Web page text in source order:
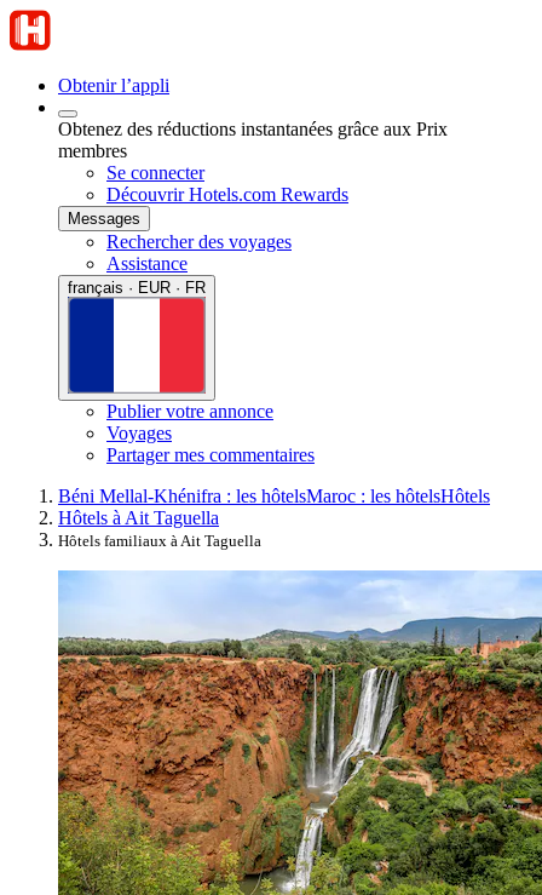
Obtenir l’appli
Obtenez des réductions instantanées grâce aux Prix
membres
Se connecter
Découvrir Hotels.com Rewards
Messages
Rechercher des voyages
Assistance
français · EUR · FR
Publier votre annonce
Voyages
Partager mes commentaires
Béni Mellal-Khénifra : les hôtelsMaroc : les hôtelsHôtels
Hôtels à Ait Taguella
Hôtels familiaux à Ait Taguella